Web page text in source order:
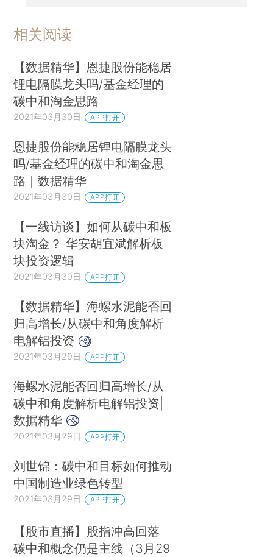
相关阅读
【数据精华】恩捷股份能稳居
锂电隔膜龙头吗/基金经理的
碳中和淘金思路
2021年03月30日 APP打开
恩捷股份能稳居锂电隔膜龙头
吗/基金经理的碳中和淘金思
路｜数据精华
2021年03月30日 APP打开
【一线访谈】如何从碳中和板
块淘金？ 华安胡宜斌解析板
块投资逻辑
2021年03月30日 APP打开
【数据精华】海螺水泥能否回
归高增长/从碳中和角度解析
电解铝投资
2021年03月29日 APP打开
海螺水泥能否回归高增长/从
碳中和角度解析电解铝投资|
数据精华
2021年03月29日 APP打开
刘世锦：碳中和目标如何推动
中国制造业绿色转型
2021年03月29日 APP打开
【股市直播】股指冲高回落
碳中和概念仍是主线（3月29